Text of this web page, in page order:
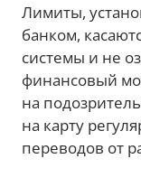
Лимиты,
банком,
системы и не
финансовый
на
на карту
переводов от